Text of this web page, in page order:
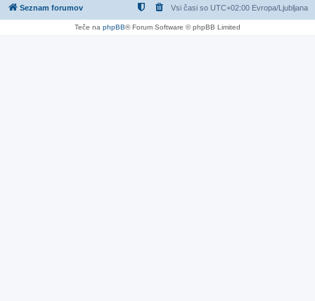
Seznam forumov Vsi časi so UTC+02:00 Evropa/Ljubljana
Teče na phpBB® Forum Software © phpBB Limited